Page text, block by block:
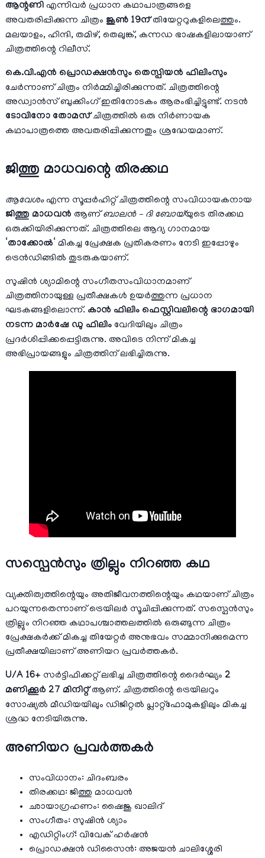
ആന്റണി എന്നിവർ പ്രധാന കഥാപാത്രങ്ങളെ
അവതരിപ്പിക്കുന്ന ചിത്രം ജൂൺ 19ന്തിയേറ്ററുകളിലെത്തും.
മലയാളം, ഹിന്ദി, തമിഴ്, തെലുങ്ക്, കന്നഡ ഭാഷകളിലായാണ്
ചിത്രത്തിന്റെ റിലീസ്.
കെ.വി.എൻ പ്രൊഡക്ഷൻസും തെസ്പിയൻ ഫിലിംസും
ചേർന്നാണ് ചിത്രം നിർമ്മിച്ചിരിക്കുന്നത്. ചിത്രത്തിന്റെ
അഡ്വാൻസ് ബുക്കിംഗ് ഇതിനോടകം ആരംഭിച്ചിട്ടുണ്ട്. നടൻ
ടോവിനോ തോമസ്ചിത്രത്തിൽ ഒരു നിർണായക
കഥാപാത്രത്തെ അവതരിപ്പിക്കുന്നതും ശ്രദ്ധേയമാണ്.
ജിത്തു മാധവന്റെ തിരക്കഥ
ആവേശംഎന്ന സൂപ്പർഹിറ്റ് ചിത്രത്തിന്റെ സംവിധായകനായ
ജിത്തു മാധവൻ ആണ്ബാലൻ – ദി ബോയ്യുടെ തിരക്കഥ
ഒരുക്കിയിരിക്കുന്നത്. ചിത്രത്തിലെ ആദ്യ ഗാനമായ
താക്കോൽ മികച്ച പ്രേക്ഷക പ്രതികരണം നേടി ഇപ്പോഴും
ട്രെൻഡിങ്ങിൽ തുടരുകയാണ്.
സുഷിൻ ശ്യാമിന്റെ സംഗീതസംവിധാനമാണ്
ചിത്രത്തിനായുള്ള പ്രതീക്ഷകൾ ഉയർത്തുന്ന പ്രധാന
ഘടകങ്ങളിലൊന്ന്. കാൻ ഫിലിം ഫെസ്റ്റിവലിന്റെ ഭാഗമായി
നടന്ന മാർഷേ ഡു ഫിലിം വേദിയിലും ചിത്രം
പ്രദർശിപ്പിക്കപ്പെട്ടിരുന്നു. അവിടെ നിന്ന് മികച്ച
അഭിപ്രായങ്ങളും ചിത്രത്തിന് ലഭിച്ചിരുന്നു.
സസ്പെൻസും ത്രില്ലും നിറഞ്ഞ കഥ
വ്യക്തിത്വത്തിന്റെയും അതിജീവനത്തിന്റെയും കഥയാണ് ചിത്രം
പറയുന്നതെന്നാണ് ട്രെയിലർ സൂചിപ്പിക്കുന്നത്. സസ്പെൻസും
ത്രില്ലും നിറഞ്ഞ കഥാപശ്ചാത്തലത്തിൽ ഒരുങ്ങുന്ന ചിത്രം
പ്രേക്ഷകർക്ക് മികച്ച തിയേറ്റർ അനുഭവം സമ്മാനിക്കുമെന്ന
പ്രതീക്ഷയിലാണ് അണിയറ പ്രവർത്തകർ.
U/A 16+ സർട്ടിഫിക്കറ്റ് ലഭിച്ച ചിത്രത്തിന്റെ ദൈർഘ്യം 2
മണിക്കൂർ 27 മിനിറ്റ്ആണ്. ചിത്രത്തിന്റെ ട്രെയിലറും
സോഷ്യൽ മീഡിയയിലും ഡിജിറ്റൽ പ്ലാറ്റ്ഫോമുകളിലും മികച്ച
ശ്രദ്ധ നേടിയിരുന്നു.
അണിയറ പ്രവർത്തകർ
സംവിധാനം: ചിദംബരം
തിരക്കഥ: ജിത്തു മാധവൻ
ഛായാഗ്രഹണം: ഷൈജു ഖാലിദ്
സംഗീതം: സുഷിൻ ശ്യാം
എഡിറ്റിംഗ്: വിവേക് ഹർഷൻ
പ്രൊഡക്ഷൻ ഡിസൈൻ: അജയൻ ചാലിശ്ശേരി